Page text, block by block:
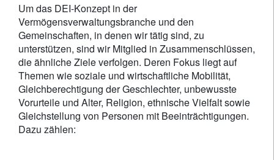
Um das DEI-Konzept in der
Vermögensverwaltungsbranche und den
Gemeinschaften, in denen wir tätig sind, zu
unterstützen, sind wir Mitglied in Zusammenschlüssen,
die ähnliche Ziele verfolgen. Deren Fokus liegt auf
Themen wie soziale und wirtschaftliche Mobilität,
Gleichberechtigung der Geschlechter, unbewusste
Vorurteile und Alter, Religion, ethnische Vielfalt sowie
Gleichstellung von Personen mit Beeinträchtigungen.
Dazu zählen: